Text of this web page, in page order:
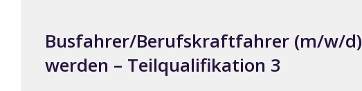
Busfahrer/Berufskraftfahrer (m/w/d)
werden – Teilqualifikation 3